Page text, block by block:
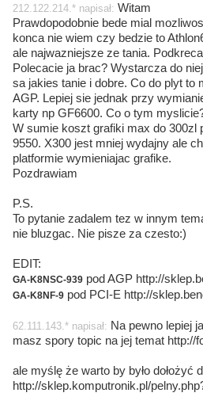
212.122.214.* napisał: Witam
Prawdopodobnie bede mial
konca nie wiem czy bedzie to
ale najwazniejsze ze tania.
Polecacie ja brac? Wystarcza do
sa jakies tanie i dobre. Co do plyt
AGP. Lepiej sie jednak przy
karty np GF6600. Co o tym
W sumie koszt grafiki max do 300zl
9550. X300 jest mniej wydajny ale
platformie wymieniajac grafike.
Pozdrawiam
P.S.
To pytanie zadalem tez w innym
nie bluzgac. Nie pisze za czesto:)
EDIT:
GA-K8NSC-939 pod AGP http://
GA-K8NF-9 pod PCI-E http://
62.111.143.* napisał: Na pewno lepiej
masz spory topic na jej temat http://
ale myślę że warto by było dołożyć
http://sklep.komputronik.pl/